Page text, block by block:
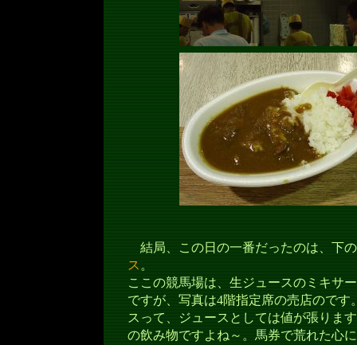
結局、この日の一番だったのは、下の
ス 。
ここの競馬場は、生ジュースのミキサ
ですが、写真は4階指定席の売店のです
スって、ジュースとしては値が張りま
の飲み物ですよね～。馬券で荒れた心